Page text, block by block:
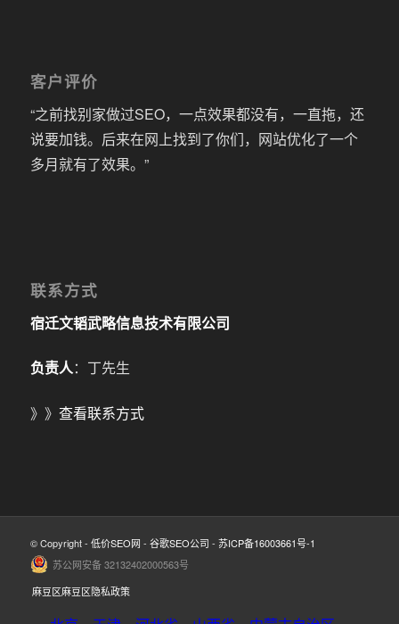
客户评价
“之前找别家做过SEO，一点效果都没有，一直拖，还
说要加钱。后来在网上找到了你们，网站优化了一个
多月就有了效果。”
联系方式
宿迁文韬武略信息技术有限公司
负责人：丁先生
》》 查看联系方式
© Copyright - 低价SEO网 - 谷歌SEO公司 - 苏ICP备16003661号-1
苏公网安备 32132402000563号
麻豆区麻豆区隐私政策